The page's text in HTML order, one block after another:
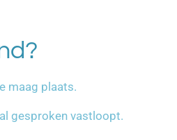
maag plaats.
gesproken vastloopt.